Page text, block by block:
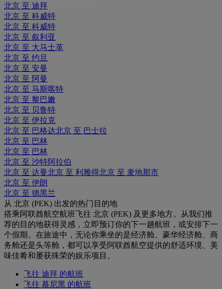
北京 至 迪拜
北京 至 科威特
北京 至 科威特
北京 至 叙利亚
北京 至 大马士革
北京 至 约旦
北京 至 安曼
北京 至 阿曼
北京 至 马斯喀特
北京 至 黎巴嫩
北京 至 贝鲁特
北京 至 伊拉克
北京 至 巴格达北京 至 巴士拉
北京 至 巴林
北京 至 巴林
北京 至 沙特阿拉伯
北京 至 达曼北京 至 利雅得北京 至 麦地那市
北京 至 伊朗
北京 至 德黑兰
从 北京 (PEK) 出发的热门目的地
搭乘阿联酋航空航班飞往 北京 (PEK) 及更多地方。从我们推
荐的目的地获得灵感，立即预订你的下一趟航班，或安排下一
个假期。在旅途中，无论你乘坐的是经济舱、豪华经济舱、商
务舱还是头等舱，都可以享受阿联酋航空提供的舒适环境、美
味佳肴和屡获殊荣的娱乐项目。
飞往 迪拜 的航班
飞往 慕尼黑 的航班